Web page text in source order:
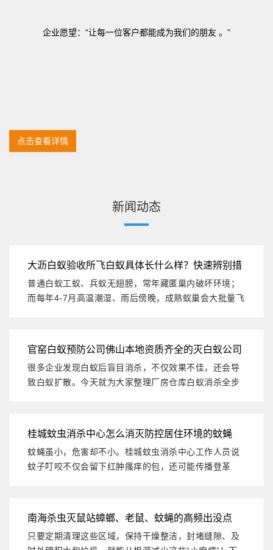
企业愿望：“让每一位客户都能成为我们的朋友 。”
点击查看详情
新闻动态
大沥白蚁验收所飞白蚁具体长什么样？快速辨别措
施
普通白蚁工蚁、兵蚁无翅膀，常年藏匿巢内破坏环境；
而每年4-7月高温潮湿、雨后傍晚，成熟蚁巢会大批量飞
官窑白蚁预防公司佛山本地资质齐全的灭白蚁公司
有哪些推荐
很多企业发现白蚁后盲目消杀，不仅效果不佳，还会导
致白蚁扩散。今天就为大家整理厂房仓库白蚁消杀全步
桂城蚊虫消杀中心怎么消灭防控居住环境的蚊蝇
蚊蝇虽小，危害却不小。桂城蚊虫消杀中心工作人员说
蚊子叮咬不仅会留下红肿瘙痒的包，还可能传播登革
南海杀虫灭鼠站蟑螂、老鼠、蚊蝇的高频出没点
只要定期清理这些区域，保持干燥整洁，封堵缝隙、及